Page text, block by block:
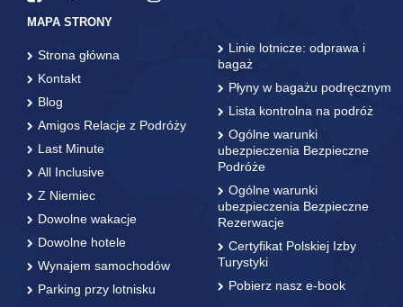
MAPA STRONY
Strona główna
Kontakt
Blog
Amigos Relacje z Podróży
Last Minute
All Inclusive
Z Niemiec
Dowolne wakacje
Dowolne hotele
Wynajem samochodów
Parking przy lotnisku
Linie lotnicze: odprawa i
bagaż
Płyny w bagażu podręcznym
Lista kontrolna na podróż
Ogólne warunki
ubezpieczenia Bezpieczne
Podróże
Ogólne warunki
ubezpieczenia Bezpieczne
Rezerwacje
Certyfikat Polskiej Izby
Turystyki
Pobierz nasz e-book